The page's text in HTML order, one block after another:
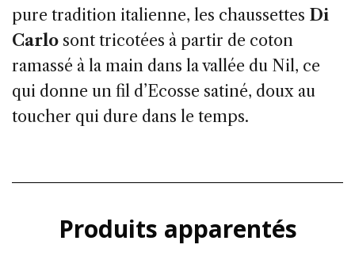
pure tradition italienne, les chaussettes Di
Carlo sont tricotées à partir de coton
ramassé à la main dans la vallée du Nil, ce
qui donne un fil d’Ecosse satiné, doux au
toucher qui dure dans le temps.
Produits apparentés